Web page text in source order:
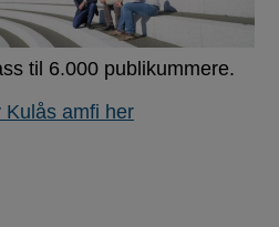
til 6.000 publikummere.
Kulås amfi her